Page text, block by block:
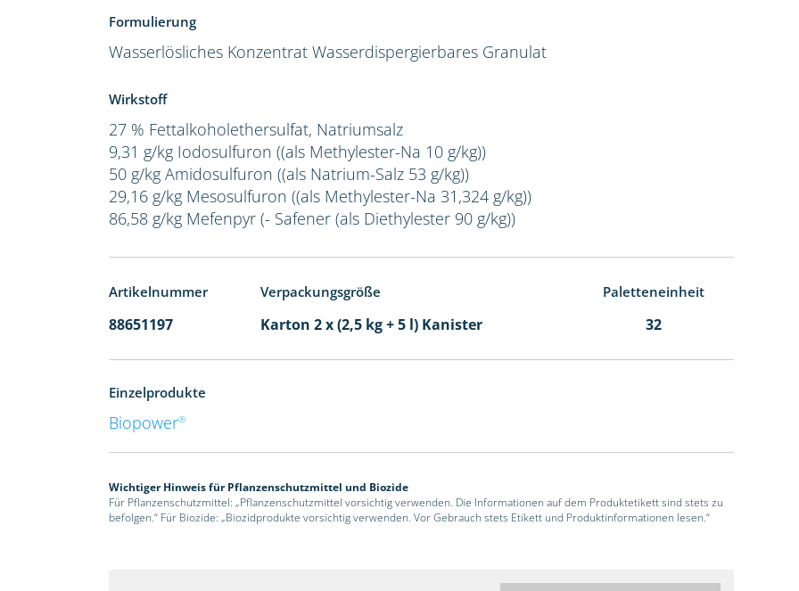
Formulierung
Wasserlösliches Konzentrat Wasserdispergierbares Granulat
Wirkstoff
27 % Fettalkoholethersulfat, Natriumsalz
9,31 g/kg Iodosulfuron ((als Methylester-Na 10 g/kg))
50 g/kg Amidosulfuron ((als Natrium-Salz 53 g/kg))
29,16 g/kg Mesosulfuron ((als Methylester-Na 31,324 g/kg))
86,58 g/kg Mefenpyr (- Safener (als Diethylester 90 g/kg))
Artikelnummer Verpackungsgröße Paletteneinheit
88651197 Karton 2 x (2,5 kg + 5 l) Kanister 32
Einzelprodukte
Biopower®
Wichtiger Hinweis für Pflanzenschutzmittel und Biozide
Für Pflanzenschutzmittel: „Pflanzenschutzmittel vorsichtig verwenden. Die Informationen auf dem Produktetikett sind stets zu
befolgen.“ Für Biozide: „Biozidprodukte vorsichtig verwenden. Vor Gebrauch stets Etikett und Produktinformationen lesen.“